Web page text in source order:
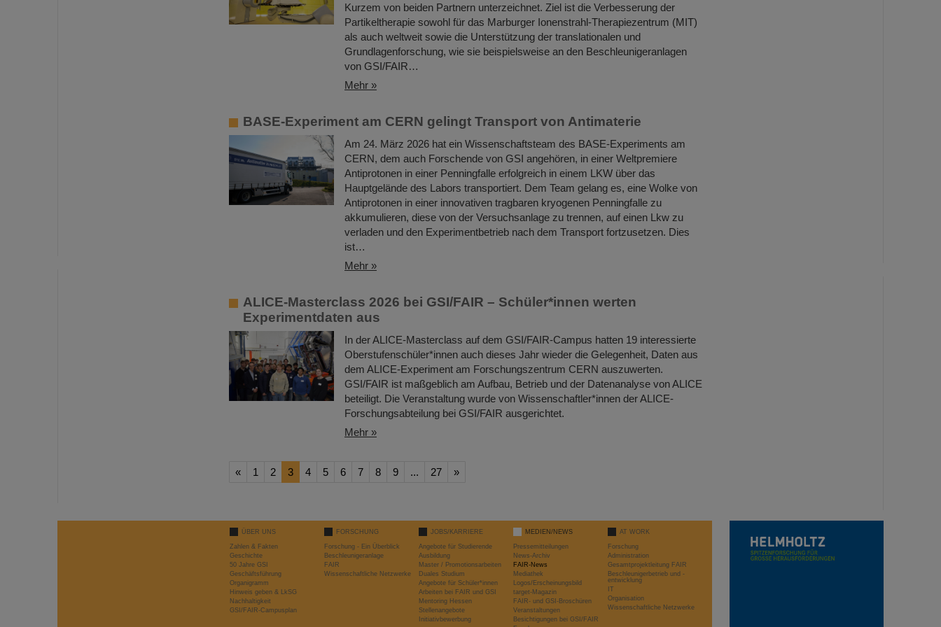
Kurzem von beiden Partnern unterzeichnet. Ziel ist die Verbesserung der
Partikeltherapie sowohl für das Marburger Ionenstrahl-Therapiezentrum (MIT)
als auch weltweit sowie die Unterstützung der translationalen und
Grundlagenforschung, wie sie beispielsweise an den Beschleunigeranlagen
von GSI/FAIR…
Mehr »
BASE-Experiment am CERN gelingt Transport von Antimaterie
Am 24. März 2026 hat ein Wissenschaftsteam des BASE-Experiments am
CERN, dem auch Forschende von GSI angehören, in einer Weltpremiere
Antiprotonen in einer Penningfalle erfolgreich in einem LKW über das
Hauptgelände des Labors transportiert. Dem Team gelang es, eine Wolke von
Antiprotonen in einer innovativen tragbaren kryogenen Penningfalle zu
akkumulieren, diese von der Versuchsanlage zu trennen, auf einen Lkw zu
verladen und den Experimentbetrieb nach dem Transport fortzusetzen. Dies
ist…
Mehr »
ALICE-Masterclass 2026 bei GSI/FAIR – Schüler*innen werten
Experimentdaten aus
In der ALICE-Masterclass auf dem GSI/FAIR-Campus hatten 19 interessierte
Oberstufenschüler*innen auch dieses Jahr wieder die Gelegenheit, Daten aus
dem ALICE-Experiment am Forschungszentrum CERN auszuwerten.
GSI/FAIR ist maßgeblich am Aufbau, Betrieb und der Datenanalyse von ALICE
beteiligt. Die Veranstaltung wurde von Wissenschaftler*innen der ALICE-
Forschungsabteilung bei GSI/FAIR ausgerichtet.
Mehr »
« 1 2 3 4 5 6 7 8 9 ... 27 »
ÜBER UNS
Zahlen & Fakten
Geschichte
50 Jahre GSI
Geschäftsführung
Organigramm
Hinweis geben & LkSG
Nachhaltigkeit
GSI/FAIR-Campusplan
FORSCHUNG
Forschung - Ein Überblick
Beschleunigeranlage
FAIR
Wissenschaftliche Netzwerke
JOBS/KARRIERE
Angebote für Studierende
Ausbildung
Master / Promotionsarbeiten
Duales Studium
Angebote für Schüler*innen
Arbeiten bei FAIR und GSI
Mentoring Hessen
Stellenangebote
Initiativbewerbung
MEDIEN/NEWS
Pressemitteilungen
News-Archiv
FAIR-News
Mediathek
Logos/Erscheinungsbild
target-Magazin
FAIR- und GSI-Broschüren
Veranstaltungen
Besichtigungen bei GSI/FAIR
AT WORK
Forschung
Administration
Gesamtprojektleitung FAIR
Beschleunigerbetrieb und -
entwicklung
IT
Organisation
Wissenschaftliche Netzwerke